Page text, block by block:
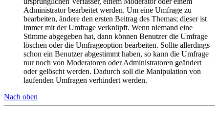
Administrator bearbeitet werden. Um eine Umfrage zu
bearbeiten, ändere den ersten Beitrag des Themas; dieser ist
immer mit der Umfrage verknüpft. Wenn niemand eine
Stimme abgegeben hat, dann können Benutzer die Umfrage
löschen oder die Umfrageoption bearbeiten. Sollte allerdings
schon ein Benutzer abgestimmt haben, so kann die Umfrage
nur noch von Moderatoren oder Administratoren geändert
oder gelöscht werden. Dadurch soll die Manipulation von
laufenden Umfragen verhindert werden.
Nach oben